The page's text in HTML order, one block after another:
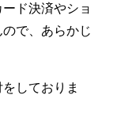
ド決済やショ
で、あらかじ
しておりま